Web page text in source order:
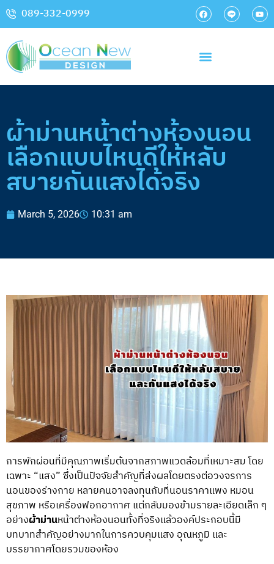
089-332-0999
ผ้าม่านหน้าต่างห้องนอน
เลือกแบบไหนดีให้หลับ
สบายกันแสงได้จริง
March 5, 2026 10:31 am
การพักผ่อนที่มีคุณภาพเริ่มต้นจากสภาพแวดล้อมที่เหมาะสม โดย
เฉพาะ “แสง” ซึ่งเป็นปัจจัยสำคัญที่ส่งผลโดยตรงต่อวงจรการ
นอนของร่างกาย หลายคนอาจลงทุนกับที่นอนราคาแพง หมอน
สุขภาพ หรือเครื่องฟอกอากาศ แต่กลับมองข้ามรายละเอียดเล็ก ๆ
อย่างผ้าม่านหน้าต่างห้องนอนทั้งที่จริงแล้วองค์ประกอบนี้มี
บทบาทสำคัญอย่างมากในการควบคุมแสง อุณหภูมิ และ
บรรยากาศโดยรวมของห้อง